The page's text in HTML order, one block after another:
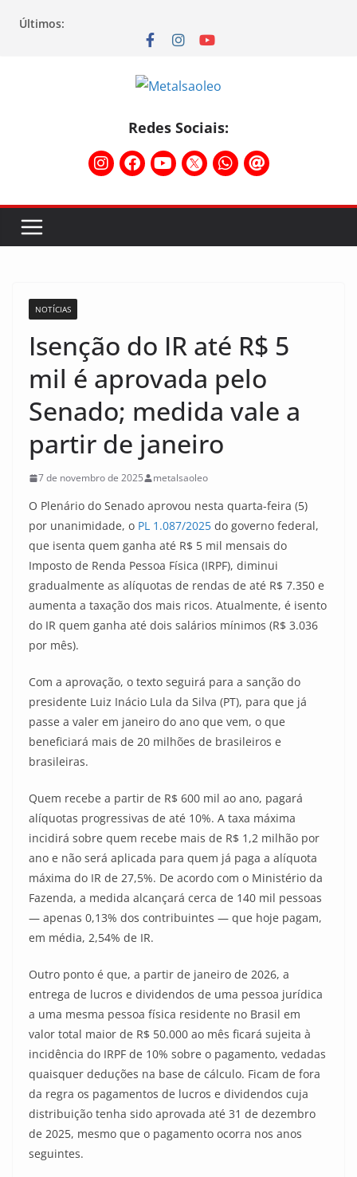
Últimos:
Redes Sociais:
NOTÍCIAS
Isenção do IR até R$ 5
mil é aprovada pelo
Senado; medida vale a
partir de janeiro
7 de novembro de 2025 metalsaoleo
O Plenário do Senado aprovou nesta quarta-feira (5)
por unanimidade, o PL 1.087/2025 do governo federal,
que isenta quem ganha até R$ 5 mil mensais do
Imposto de Renda Pessoa Física (IRPF), diminui
gradualmente as alíquotas de rendas de até R$ 7.350 e
aumenta a taxação dos mais ricos. Atualmente, é isento
do IR quem ganha até dois salários mínimos (R$ 3.036
por mês).
Com a aprovação, o texto seguirá para a sanção do
presidente Luiz Inácio Lula da Silva (PT), para que já
passe a valer em janeiro do ano que vem, o que
beneficiará mais de 20 milhões de brasileiros e
brasileiras.
Quem recebe a partir de R$ 600 mil ao ano, pagará
alíquotas progressivas de até 10%. A taxa máxima
incidirá sobre quem recebe mais de R$ 1,2 milhão por
ano e não será aplicada para quem já paga a alíquota
máxima do IR de 27,5%. De acordo com o Ministério da
Fazenda, a medida alcançará cerca de 140 mil pessoas
— apenas 0,13% dos contribuintes — que hoje pagam,
em média, 2,54% de IR.
Outro ponto é que, a partir de janeiro de 2026, a
entrega de lucros e dividendos de uma pessoa jurídica
a uma mesma pessoa física residente no Brasil em
valor total maior de R$ 50.000 ao mês ficará sujeita à
incidência do IRPF de 10% sobre o pagamento, vedadas
quaisquer deduções na base de cálculo. Ficam de fora
da regra os pagamentos de lucros e dividendos cuja
distribuição tenha sido aprovada até 31 de dezembro
de 2025, mesmo que o pagamento ocorra nos anos
seguintes.